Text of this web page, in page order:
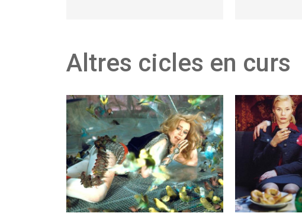
Altres cicles en curs